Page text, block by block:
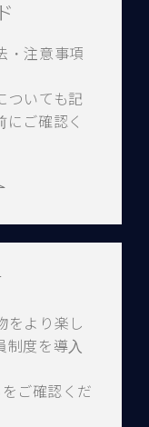
・注意事項
ついても記
にご確認く
をより楽し
制度を導入
ご確認くだ